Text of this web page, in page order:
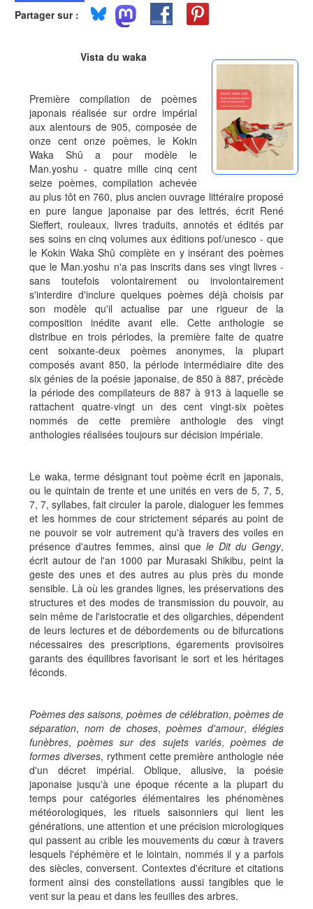
Partager sur :
Vista du waka
Première compilation de poèmes
japonais réalisée sur ordre impérial
aux alentours de 905, composée de
onze cent onze poèmes, le Kokin
Waka Shû a pour modèle le
Man.yoshu - quatre mille cinq cent
seize poèmes, compilation achevée
au plus tôt en 760, plus ancien ouvrage littéraire proposé
en pure langue japonaise par des lettrés, écrit René
Sieffert, rouleaux, livres traduits, annotés et édités par
ses soins en cinq volumes aux éditions pof/unesco - que
le Kokin Waka Shû complète en y insérant des poèmes
que le Man.yoshu n'a pas inscrits dans ses vingt livres -
sans toutefois volontairement ou involontairement
s'interdire d'inclure quelques poèmes déjà choisis par
son modèle qu'il actualise par une rigueur de la
composition inédite avant elle. Cette anthologie se
distribue en trois périodes, la première faite de quatre
cent soixante-deux poèmes anonymes, la plupart
composés avant 850, la période intermédiaire dite des
six génies de la poésie japonaise, de 850 à 887, précède
la période des compilateurs de 887 à 913 à laquelle se
rattachent quatre-vingt un des cent vingt-six poètes
nommés de cette première anthologie des vingt
anthologies réalisées toujours sur décision impériale.
Le waka, terme désignant tout poème écrit en japonais,
ou le quintain de trente et une unités en vers de 5, 7, 5,
7, 7, syllabes, fait circuler la parole, dialoguer les femmes
et les hommes de cour strictement séparés au point de
ne pouvoir se voir autrement qu'à travers des voiles en
présence d'autres femmes, ainsi que le Dit du Gengy,
écrit autour de l'an 1000 par Murasaki Shikibu, peint la
geste des unes et des autres au plus près du monde
sensible. Là où les grandes lignes, les préservations des
structures et des modes de transmission du pouvoir, au
sein même de l'aristocratie et des oligarchies, dépendent
de leurs lectures et de débordements ou de bifurcations
nécessaires des prescriptions, égarements provisoires
garants des équilibres favorisant le sort et les héritages
féconds.
Poèmes des saisons, poèmes de célébration, poèmes de
séparation, nom de choses, poèmes d'amour, élégies
funèbres,poèmes sur des sujets variés, poèmes de
formes diverses, rythment cette première anthologie née
d'un décret impérial. Oblique, allusive, la poésie
japonaise jusqu'à une époque récente a la plupart du
temps pour catégories élémentaires les phénomènes
météorologiques, les rituels saisonniers qui lient les
générations, une attention et une précision micrologiques
qui passent au crible les mouvements du cœur à travers
lesquels l'éphémère et le lointain, nommés il y a parfois
des siècles, conversent. Contextes d'écriture et citations
forment ainsi des constellations aussi tangibles que le
vent sur la peau et dans les feuilles des arbres.